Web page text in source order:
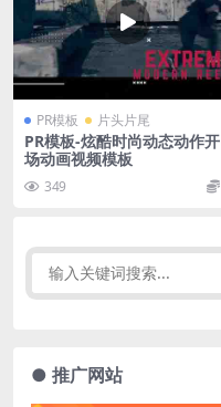
PR模板 片头片尾
PR模板-炫酷时尚动态动作开
场动画视频模板
349
● 推广网站